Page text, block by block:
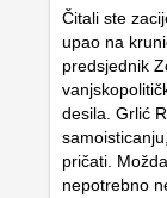
Čitali ste
upao na
predsjednik
desila. Grlić
pričati.
nepotrebno